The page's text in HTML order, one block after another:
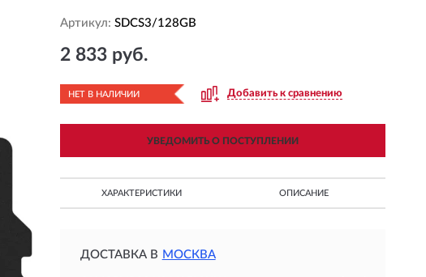
Артикул: SDCS3/128GB
2 833 руб.
НЕТ В НАЛИЧИИ Добавить к сравнению
УВЕДОМИТЬ О ПОСТУПЛЕНИИ
ХАРАКТЕРИСТИКИ ОПИСАНИЕ
ДОСТАВКА В МОСКВА